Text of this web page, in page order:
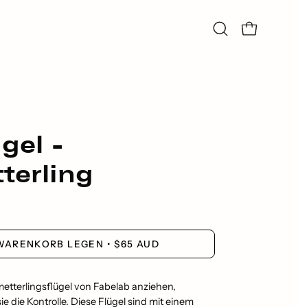
SuchleisteWarenkorb
-
LEGEN $65 AUD
von Fabelab anziehen,
die Kontrolle. Diese Flügel sind mit einem